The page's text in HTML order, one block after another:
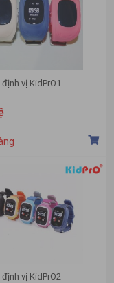
vị KidPrO1
vị KidPrO2